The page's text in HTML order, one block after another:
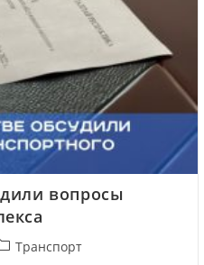
вопросы
Транспорт